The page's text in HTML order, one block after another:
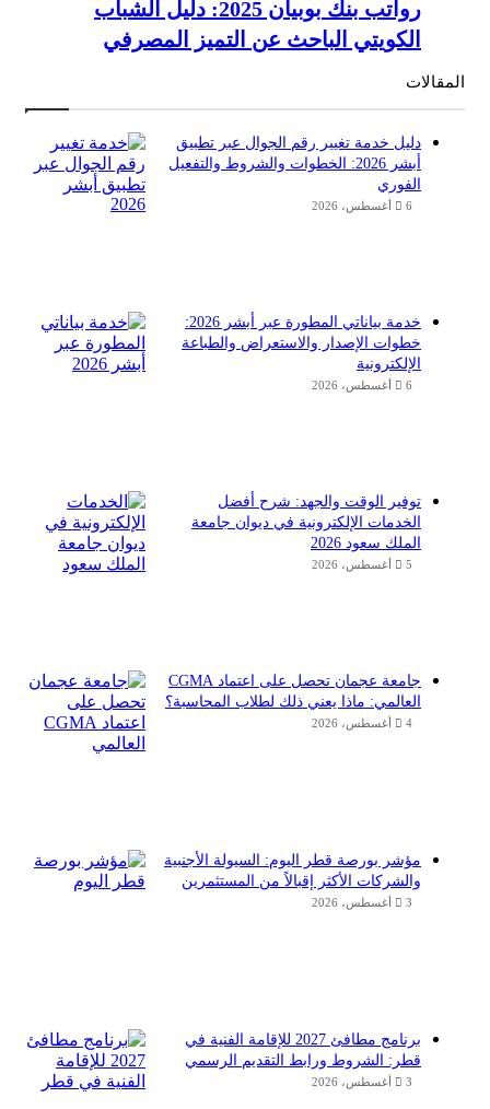
رواتب بنك بوبيان 2025: دليل الشباب
الكويتي الباحث عن التميز المصرفي
المقالات
دليل خدمة تغيير رقم الجوال عبر تطبيق
أبشر 2026: الخطوات والشروط والتفعيل
الفوري
6 أغسطس، 2026
خدمة بياناتي المطورة عبر أبشر 2026:
خطوات الإصدار والاستعراض والطباعة
الإلكترونية
6 أغسطس، 2026
توفير الوقت والجهد: شرح أفضل
الخدمات الإلكترونية في ديوان جامعة
الملك سعود 2026
5 أغسطس، 2026
جامعة عجمان تحصل على اعتماد CGMA
العالمي: ماذا يعني ذلك لطلاب المحاسبة؟
4 أغسطس، 2026
مؤشر بورصة قطر اليوم: السيولة الأجنبية
والشركات الأكثر إقبالاً من المستثمرين
3 أغسطس، 2026
برنامج مطافئ 2027 للإقامة الفنية في
قطر: الشروط ورابط التقديم الرسمي
3 أغسطس، 2026